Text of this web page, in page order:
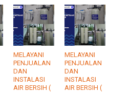
MELAYANI
PENJUALAN
DAN
INSTALASI
AIR BERSIH (
MELAYANI
PENJUALAN
DAN
INSTALASI
AIR BERSIH (